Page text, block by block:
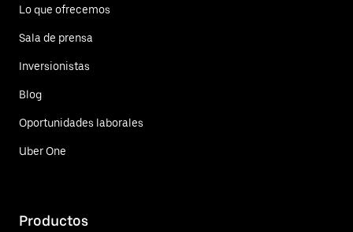
Lo que ofrecemos
Sala de prensa
Inversionistas
Blog
Oportunidades laborales
Uber One
Productos